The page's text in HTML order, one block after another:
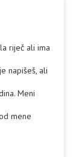
riječ ali ima
napišeš, ali
Meni
mene